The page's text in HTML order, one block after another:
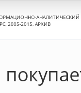
АНАЛИТИЧЕСКИЙ
2005-2015, АРХИВ